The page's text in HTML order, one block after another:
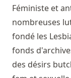
Féministe et
nombreuses
fondé les
fonds
des désirs